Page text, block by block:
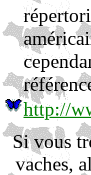
http://
Si vous
vaches,